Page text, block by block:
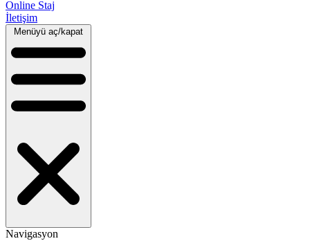
Online Staj
İletişim
Menüyü aç/kapat
Navigasyon